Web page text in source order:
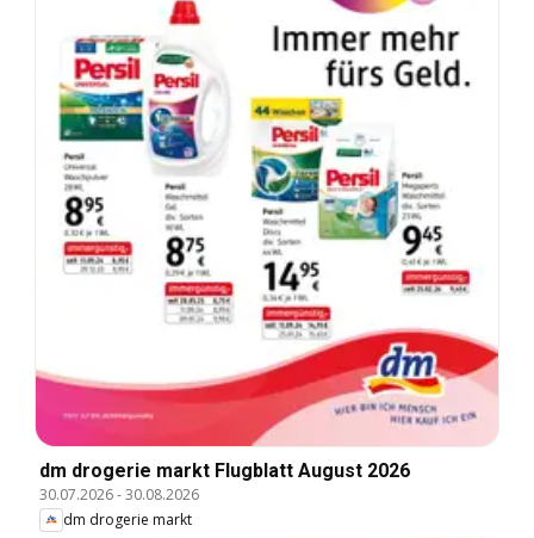
dm drogerie markt Flugblatt August 2026
30.07.2026-30.08.2026
dm drogerie markt